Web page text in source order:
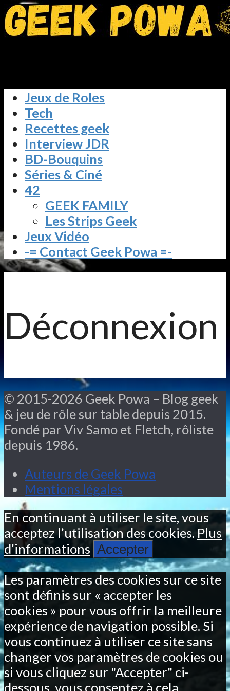
Jeux de Roles
Tech
Recettes geek
Interview JDR
BD-Bouquins
Séries & Ciné
42
GEEK FAMILY
Les Strips Geek
Jeux Vidéo
-= Contact Geek Powa =-
Déconnexion
© 2015-2026 Geek Powa – Blog geek
& jeu de rôle sur table depuis 2015.
Fondé par Viv Samo et Fletch, rôliste
depuis 1986.
Auteurs de Geek Powa
Mentions légales
En continuant à utiliser le site, vous
acceptez l’utilisation des cookies. Plus
d’informations Accepter
Les paramètres des cookies sur ce site
sont définis sur « accepter les
cookies » pour vous offrir la meilleure
expérience de navigation possible. Si
vous continuez à utiliser ce site sans
changer vos paramètres de cookies ou
si vous cliquez sur "Accepter" ci-
dessous, vous consentez à cela.